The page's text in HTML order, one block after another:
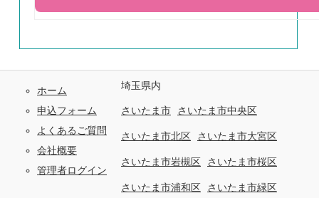
ホーム
申込フォーム
よくあるご質問
会社概要
管理者ログイン
埼玉県内
さいたま市 さいたま市中央区
さいたま市北区 さいたま市大宮区
さいたま市岩槻区 さいたま市桜区
さいたま市浦和区 さいたま市緑区